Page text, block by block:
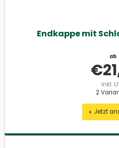
Endkappe mit
ab
€
inkl.
2
Jetzt